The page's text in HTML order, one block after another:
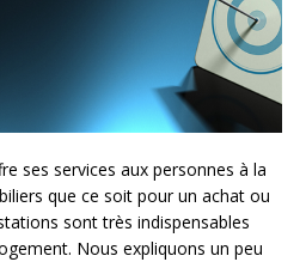
ses services aux personnes à la
que ce soit pour un achat ou
sont très indispensables
Nous expliquons un peu